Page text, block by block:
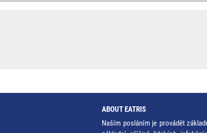
ABOUT EATRIS
Naším posláním je provádět